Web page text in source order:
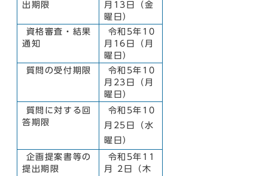
出期限
月13日（金
曜日）
資格審査・結果
通知
令和5年10
月16日（月
曜日）
質問の受付期限
令和5年10
月23日（月
曜日）
質問に対する回
答期限
令和5年10
月25日（水
曜日）
企画提案書等の
提出期限
令和5年11
月 2日（木